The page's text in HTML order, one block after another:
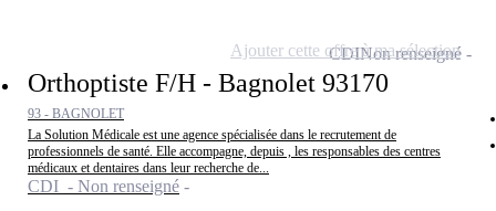
Orthoptiste F/H - Bagnolet 93170
93 - BAGNOLET
La Solution Médicale est une agence spécialisée dans le recrutement de
professionnels de santé. Elle accompagne, depuis , les responsables des centres
médicaux et dentaires dans leur recherche de...
CDI - Non renseigné
CDINon renseigné
Ajouter cette offre à ma sélection